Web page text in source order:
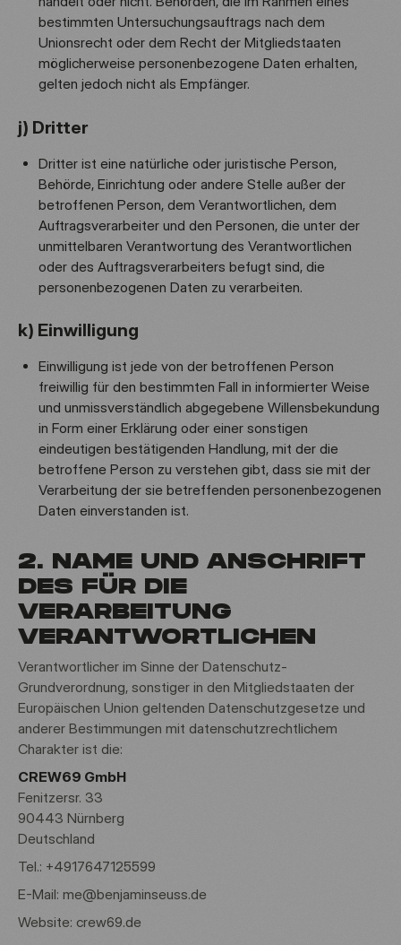
bestimmten Untersuchungsauftrags nach dem
Unionsrecht oder dem Recht der Mitgliedstaaten
möglicherweise personenbezogene Daten erhalten,
gelten jedoch nicht als Empfänger.
j) Dritter
Dritter ist eine natürliche oder juristische Person,
Behörde, Einrichtung oder andere Stelle außer der
betroffenen Person, dem Verantwortlichen, dem
Auftragsverarbeiter und den Personen, die unter der
unmittelbaren Verantwortung des Verantwortlichen
oder des Auftragsverarbeiters befugt sind, die
personenbezogenen Daten zu verarbeiten.
k) Einwilligung
Einwilligung ist jede von der betroffenen Person
freiwillig für den bestimmten Fall in informierter Weise
und unmissverständlich abgegebene Willensbekundung
in Form einer Erklärung oder einer sonstigen
eindeutigen bestätigenden Handlung, mit der die
betroffene Person zu verstehen gibt, dass sie mit der
Verarbeitung der sie betreffenden personenbezogenen
Daten einverstanden ist.
2. NAME UND ANSCHRIFT
DES FÜR DIE
VERARBEITUNG
VERANTWORTLICHEN
Verantwortlicher im Sinne der Datenschutz-
Grundverordnung, sonstiger in den Mitgliedstaaten der
Europäischen Union geltenden Datenschutzgesetze und
anderer Bestimmungen mit datenschutzrechtlichem
Charakter ist die:
CREW69 GmbH
Fenitzersr. 33
90443 Nürnberg
Deutschland
Tel.: +4917647125599
E-Mail: me@benjaminseuss.de
Website: crew69.de